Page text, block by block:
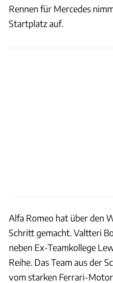
Rennen für Mercedes
Startplatz auf.
Alfa Romeo hat über den
Schritt gemacht. Valtteri
neben Ex-Teamkollege
Reihe. Das Team aus der
vom starken Ferrari-